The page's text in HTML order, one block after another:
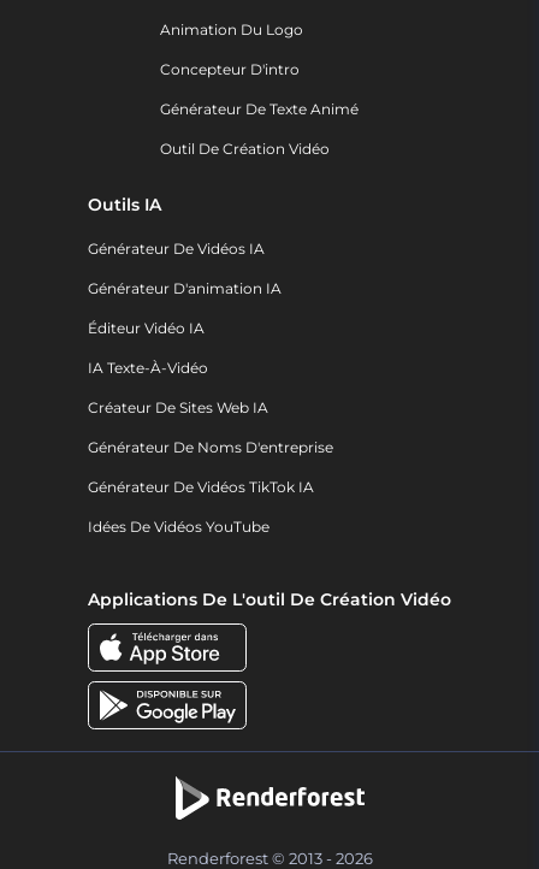
Animation Du Logo
Concepteur D'intro
Générateur De Texte Animé
Outil De Création Vidéo
Outils IA
Générateur De Vidéos IA
Générateur D'animation IA
Éditeur Vidéo IA
IA Texte-À-Vidéo
Créateur De Sites Web IA
Générateur De Noms D'entreprise
Générateur De Vidéos TikTok IA
Idées De Vidéos YouTube
Applications De L'outil De Création Vidéo
Renderforest © 2013 - 2026